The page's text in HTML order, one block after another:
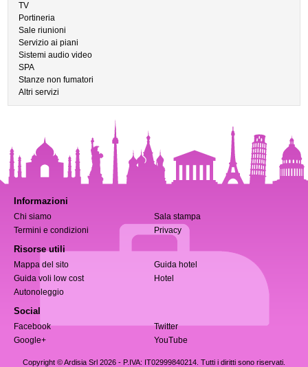
TV
Portineria
Sale riunioni
Servizio ai piani
Sistemi audio video
SPA
Stanze non fumatori
Altri servizi
Informazioni
Chi siamo
Sala stampa
Termini e condizioni
Privacy
Risorse utili
Mappa del sito
Guida hotel
Guida voli low cost
Hotel
Autonoleggio
Social
Facebook
Twitter
Google+
YouTube
Copyright © Ardisia Srl 2026 - P.IVA: IT02999840214. Tutti i diritti sono riservati.